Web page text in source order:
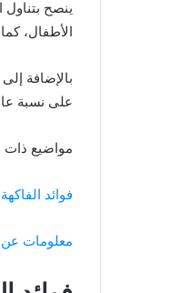
ينصح
الأطفال،
بالإضافة
على نسبة
مواضيع ذات
فوائد
معلومات عن